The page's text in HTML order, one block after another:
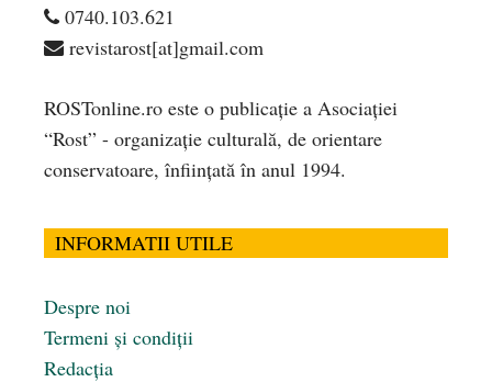
0740.103.621
revistarost[at]gmail.com
ROSTonline.ro este o publicaţie a Asociaţiei
“Rost” - organizaţie culturală, de orientare
conservatoare, înfiinţată în anul 1994.
INFORMATII UTILE
Despre noi
Termeni și condiții
Redacția